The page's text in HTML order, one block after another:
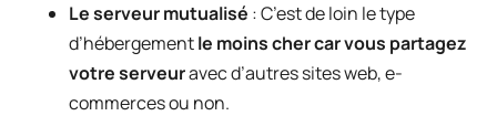
Le serveur mutualisé : C’est de loin le type
d’hébergementle moins cher car vous partagez
votre serveuravec d’autres sites web, e-
commerces ou non.